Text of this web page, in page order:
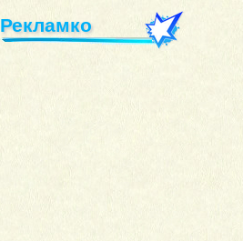
Рекламко